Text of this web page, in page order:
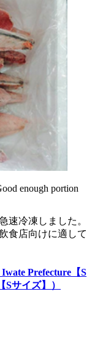
enough portion
速冷凍しました。
食店向けに適して
Prefecture【S
サイズ】）